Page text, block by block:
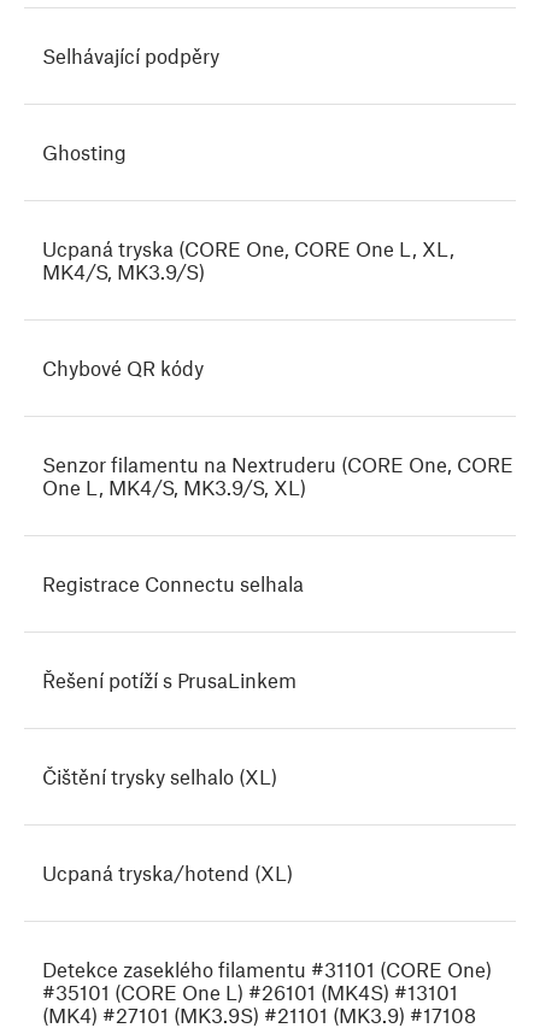
Selhávající podpěry
Ghosting
Ucpaná tryska (CORE One, CORE One L, XL,
MK4/S, MK3.9/S)
Chybové QR kódy
Senzor filamentu na Nextruderu (CORE One, CORE
One L, MK4/S, MK3.9/S, XL)
Registrace Connectu selhala
Řešení potíží s PrusaLinkem
Čištění trysky selhalo (XL)
Ucpaná tryska/hotend (XL)
Detekce zaseklého filamentu #31101 (CORE One)
#35101 (CORE One L) #26101 (MK4S) #13101
(MK4) #27101 (MK3.9S) #21101 (MK3.9) #17108